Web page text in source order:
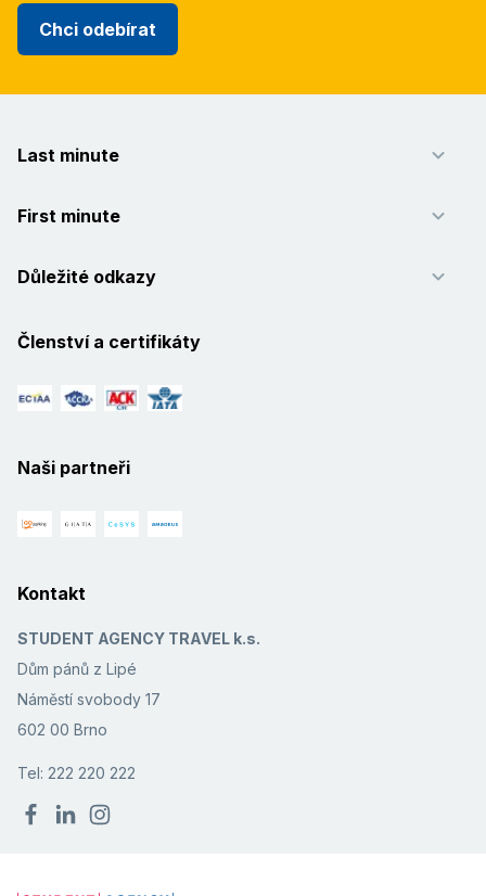
Chci odebírat
Last minute
First minute
Důležité odkazy
Členství a certifikáty
Naši partneři
Kontakt
STUDENT AGENCY TRAVEL k.s.
Dům pánů z Lipé
Náměstí svobody 17
602 00 Brno
Tel: 222 220 222